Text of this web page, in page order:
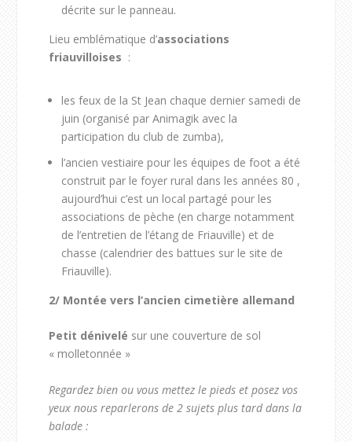
décrite sur le panneau.
Lieu emblématique d’associations
friauvilloises :
les feux de la St Jean chaque dernier samedi de
juin (organisé par Animagik avec la
participation du club de zumba),
l’ancien vestiaire pour les équipes de foot a été
construit par le foyer rural dans les années 80 ,
aujourd’hui c’est un local partagé pour les
associations de pèche (en charge notamment
de l’entretien de l’étang de Friauville) et de
chasse (calendrier des battues sur le site de
Friauville).
2/ Montée vers l’ancien cimetière allemand
Petit dénivelé sur une couverture de sol
« molletonnée »
Regardez bien ou vous mettez le pieds et posez vos
yeux nous reparlerons de 2 sujets plus tard dans la
balade :